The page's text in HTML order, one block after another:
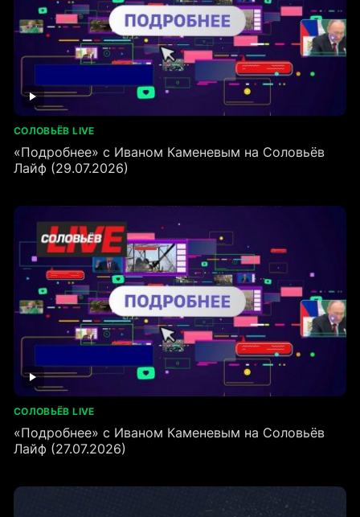
СОЛОВЬЁВ LIVE
«Подробнее» с Иваном Каменевым на Соловьёв
Лайф (29.07.2026)
СОЛОВЬЁВ LIVE
«Подробнее» с Иваном Каменевым на Соловьёв
Лайф (27.07.2026)